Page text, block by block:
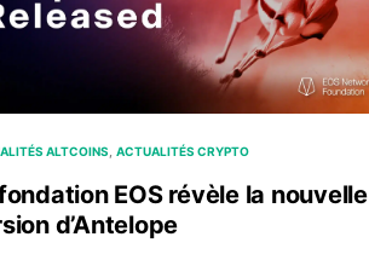
ALTCOINS ACTUALITÉS CRYPTO
EOS révèle la nouvelle
d’Antelope